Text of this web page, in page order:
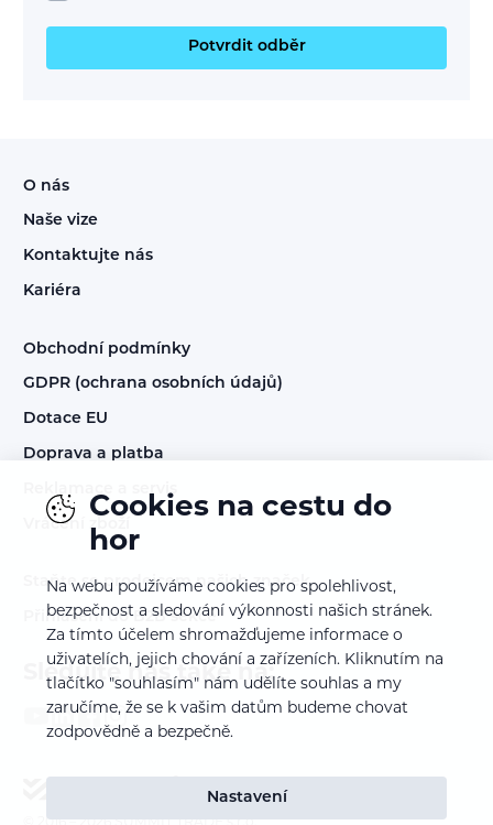
Potvrdit odběr
O nás
Naše vize
Kontaktujte nás
Kariéra
Obchodní podmínky
GDPR (ochrana osobních údajů)
Dotace EU
Doprava a platba
Reklamace a servis
Vrácení zboží
Staňte se prodejcem našich značek
Přihlášení do B2B sekce
Sledujte nás také na:
Cookies na cestu do
hor
Na webu používáme cookies pro spolehlivost,
bezpečnost a sledování výkonnosti našich stránek.
Za tímto účelem shromažďujeme informace o
uživatelích, jejich chování a zařízeních. Kliknutím na
tlačítko "souhlasím" nám udělíte souhlas a my
zaručíme, že se k vašim datům budeme chovat
zodpovědně a bezpečně.
Nastavení